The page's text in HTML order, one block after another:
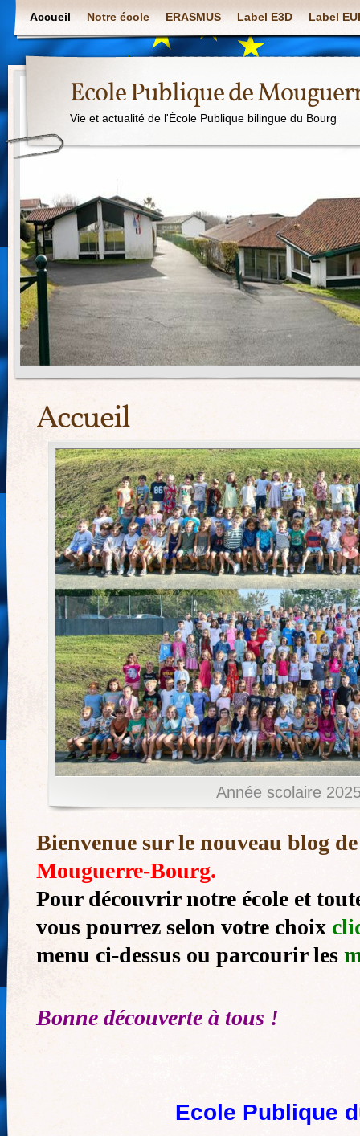
Accueil Notre école ERASMUS Label E3D Label
Ecole Publique de
Vie et actualité de l'École Publique bilingue du Bourg
Accueil
Année scolaire
Bienvenue sur le nouveau blog de
Mouguerre-Bourg.
Pour découvrir notre école et
vous pourrez selon votre choix
menu ci-dessus ou parcourir les
Bonne découverte à tous !
Ecole Publique